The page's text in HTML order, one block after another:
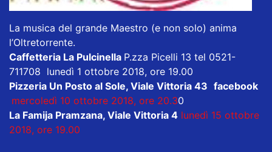
La musica del grande Maestro (e non solo) anima
l’Oltretorrente.
Caffetteria La Pulcinella P.zza Picelli 13 tel 0521-
711708 lunedì 1 ottobre 2018, ore 19.00
Pizzeria Un Posto al Sole, Viale Vittoria 43 facebook
mercoledì 10 ottobre 2018, ore 20.30
La Famija Pramzana, Viale Vittoria 4 lunedì 15 ottobre
2018, ore 19.00